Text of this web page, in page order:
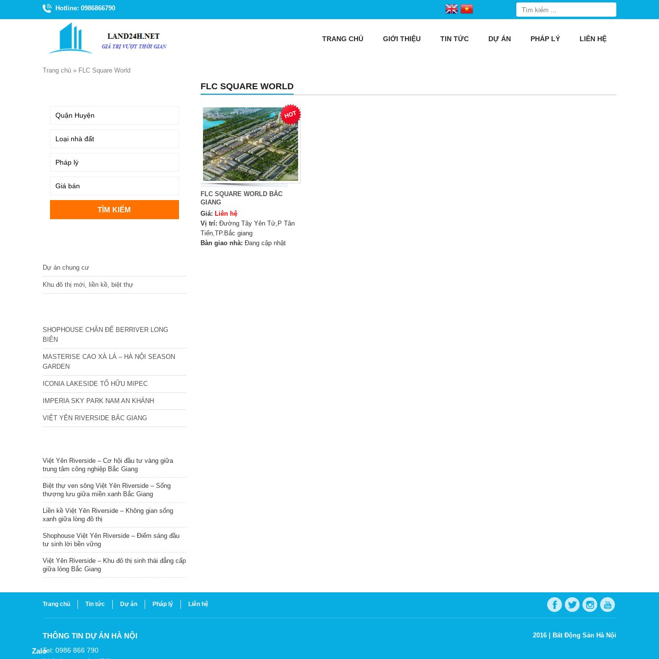
Hotline: 0986866790
TRANG CHỦ GIỚI THIỆU TIN TỨC DỰ ÁN PHÁP LÝ LIÊN HỆ
Trang chủ » FLC Square World
FLC SQUARE WORLD
FLC SQUARE WORLD BẮC
GIANG
Giá: Liên hệ
Vị trí: Đường Tây Yên Tử,P Tân
Tiến,TP.Bắc giang
Bàn giao nhà: Đang cập nhật
Dự án chung cư
Khu đô thị mới, liền kề, biệt thự
SHOPHOUSE CHÂN ĐẾ BERRIVER LONG
BIÊN
MASTERISE CAO XÀ LÁ – HÀ NỘI SEASON
GARDEN
ICONIA LAKESIDE TỐ HỮU MIPEC
IMPERIA SKY PARK NAM AN KHÁNH
VIỆT YÊN RIVERSIDE BẮC GIANG
Việt Yên Riverside – Cơ hội đầu tư vàng giữa
trung tâm công nghiệp Bắc Giang
Biệt thự ven sông Việt Yên Riverside – Sống
thượng lưu giữa miền xanh Bắc Giang
Liền kề Việt Yên Riverside – Không gian sống
xanh giữa lòng đô thị
Shophouse Việt Yên Riverside – Điểm sáng đầu
tư sinh lời bền vững
Việt Yên Riverside – Khu đô thị sinh thái đẳng cấp
giữa lòng Bắc Giang
Trang chủ Tin tức Dự án Pháp lý Liên hệ
THÔNG TIN DỰ ÁN HÀ NỘI
Tel: 0986 866 790
2016 | Bất Động Sản Hà Nội
Zalo